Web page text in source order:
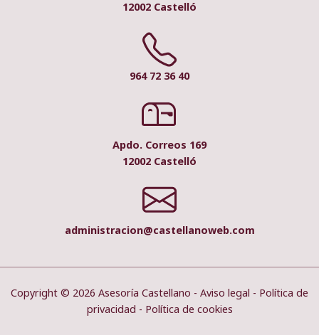
12002 Castelló
964 72 36 40
Apdo. Correos 169
12002 Castelló
administracion@castellanoweb.com
Copyright © 2026 Asesoría Castellano - Aviso legal - Política de
privacidad - Política de cookies